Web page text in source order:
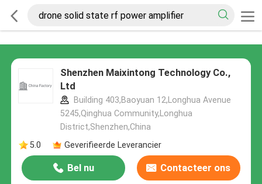
Shenzhen Maixintong Technology Co.,
Ltd
Building 403,Baoyuan 12,Longhua Avenue
5245,Qinghua Community,Longhua
District,Shenzhen,China
5.0
Geverifieerde Leverancier
Bel nu Contacteer ons